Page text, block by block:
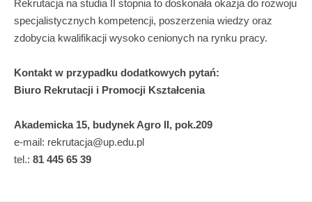
Rekrutacja na studia II stopnia to doskonała okazja do rozwoju
specjalistycznych kompetencji, poszerzenia wiedzy oraz
zdobycia kwalifikacji wysoko cenionych na rynku pracy.
Kontakt w przypadku dodatkowych pytań:
Biuro Rekrutacji i Promocji Kształcenia
Akademicka 15, budynek Agro II, pok.209
e-mail: rekrutacja@up.edu.pl
tel.: 81 445 65 39